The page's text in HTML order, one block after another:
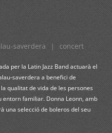
saverdera | concert
per la Latin Jazz Band actuarà el
saverdera a benefici de
qualitat de vida de les persones
entorn familiar. Donna Leonn, amb
una selecció de boleros del seu